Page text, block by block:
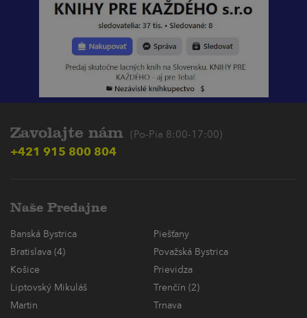
Zavolajte nám (Po-Pia 8:00-17:00)
+421 915 800 804
Naše Predajne
Banská Bystrica
Piešťany
Bratislava (4)
Považská Bystrica
Košice
Prievidza
Liptovský Mikuláš
Trenčín (2)
Martin
Trnava